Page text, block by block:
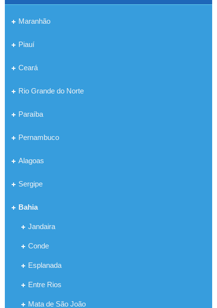
Maranhão
Piauí
Ceará
Rio Grande do Norte
Paraíba
Pernambuco
Alagoas
Sergipe
Bahia
Jandaira
Conde
Esplanada
Entre Rios
Mata de São João